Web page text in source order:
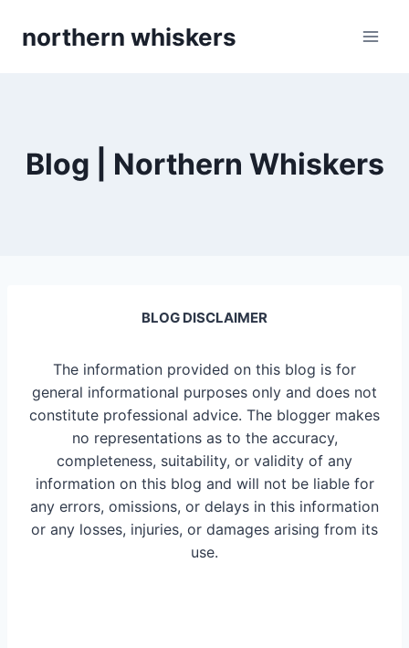
northern whiskers
Blog | Northern Whiskers
BLOG DISCLAIMER
The information provided on this blog is for
general informational purposes only and does not
constitute professional advice. The blogger makes
no representations as to the accuracy,
completeness, suitability, or validity of any
information on this blog and will not be liable for
any errors, omissions, or delays in this information
or any losses, injuries, or damages arising from its
use.